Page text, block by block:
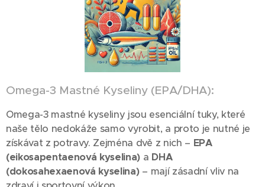
Omega-3 Mastné Kyseliny (EPA/DHA):
Omega-3 mastné kyseliny jsou esenciální tuky, které
naše tělo nedokáže samo vyrobit, a proto je nutné je
získávat z potravy. Zejména dvě z nich – EPA
(eikosapentaenová kyselina) a DHA
(dokosahexaenová kyselina)– mají zásadní vliv na